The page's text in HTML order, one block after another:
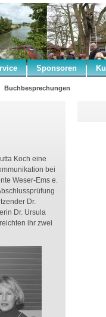
Sponsoren
Buchbesprechungen
Koch eine
bei
Weser-Ems e.
Dr.
Dr. Ursula
ihr zwei